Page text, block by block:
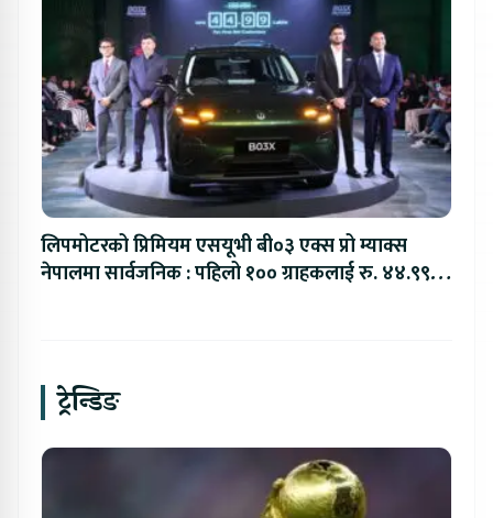
लिपमोटरको प्रिमियम एसयूभी बी०३ एक्स प्रो म्याक्स
नेपालमा सार्वजनिक : पहिलो १०० ग्राहकलाई रु. ४४.९९
ट्रेन्डिङ